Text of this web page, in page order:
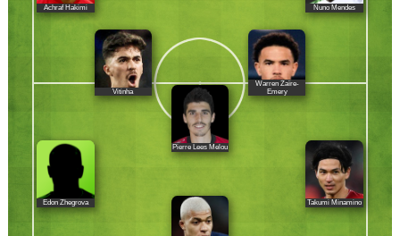
Achraf Hakimi Nuno Mendes
Vitinha
Warren Zaïre-
Emery
Pierre Lees Melou
Takumi Minamino
Edon Zhegrova